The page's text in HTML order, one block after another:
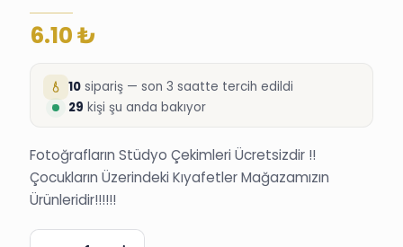
6.10₺
10 sipariş — son 3 saatte tercih edildi
29 kişi şu anda bakıyor
Fotoğrafların Stüdyo Çekimleri Ücretsizdir !!
Çocukların Üzerindeki Kıyafetler Mağazamızın
Ürünleridir!!!!!!
İSLAMİ